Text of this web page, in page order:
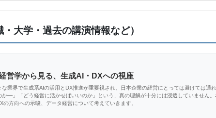
大学・過去の講演情報など）
営学から見る、生成AI・DXへの視座
な業界で生成系AIの活用とDX推進が重要視され、日本企業の経営にとっては避けては通
か―」「どう経営に活かせばいいのか」という、真の理解が十分には浸透していません
の方向への示唆、データ経営について考えていきます。